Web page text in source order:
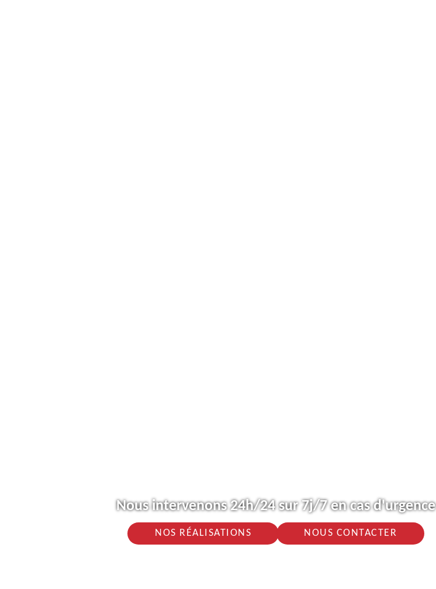
Nous intervenons 24h/24 sur 7j/7 en cas d'urgence
NOS RÉALISATIONS NOUS CONTACTER